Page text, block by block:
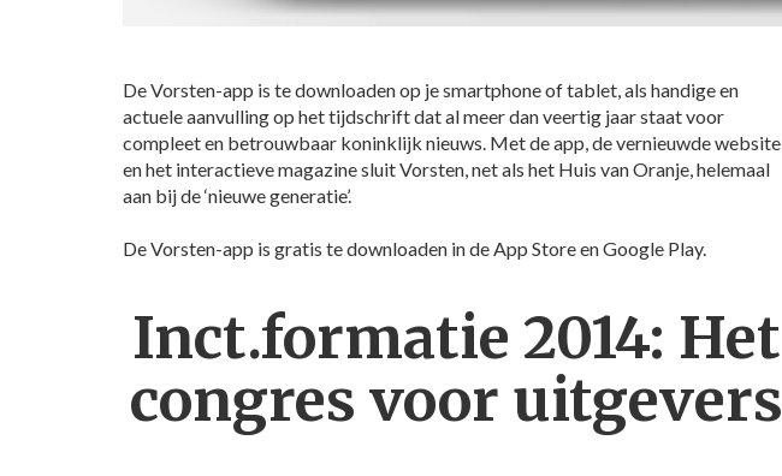
De Vorsten-app is te downloaden op je smartphone of tablet, als handige en
actuele aanvulling op het tijdschrift dat al meer dan veertig jaar staat voor
compleet en betrouwbaar koninklijk nieuws. Met de app, de vernieuwde website
en het interactieve magazine sluit Vorsten, net als het Huis van Oranje, helemaal
aan bij de ‘nieuwe generatie’.
De Vorsten-app is gratis te downloaden in de App Store en Google Play.
Inct.formatie 2014: Het
congres voor uitgevers